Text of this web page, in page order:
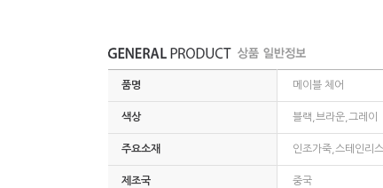
품명 메이블 체어
색상 블랙,브라운,그레이
주요소재 인조가죽,스테인리
제조국 중국